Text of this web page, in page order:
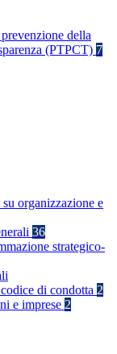
della
(PTPCT) 7
organizzazione e
36
strategico-
di condotta 2
e imprese 2